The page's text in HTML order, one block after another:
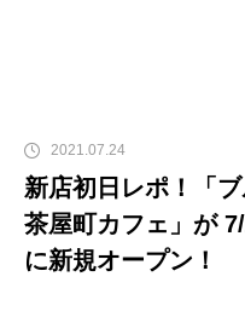
2021.07.24
新店初日レポ！「
茶屋町カフェ」が
に新規オープン！